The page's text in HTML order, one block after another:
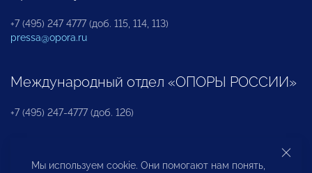
+7 (495) 247 4777 (доб. 115, 114, 113)
pressa@opora.ru
Международный отдел «ОПОРЫ РОССИИ»
+7 (495) 247-4777 (доб. 126)
Бюро по защите прав предпринимателей и
Мы используем cookie. Они помогают нам понять,